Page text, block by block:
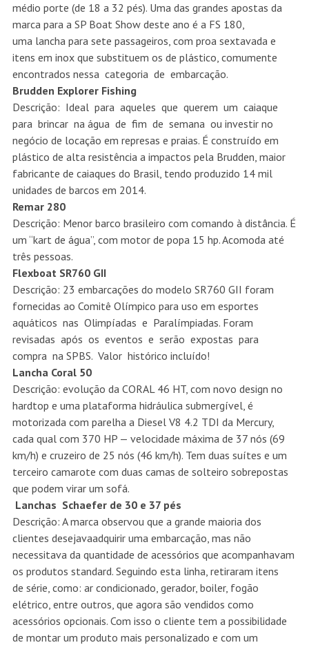
médio porte (de 18 a 32 pés). Uma das grandes apostas da
marca para a SP Boat Show deste ano é a FS 180,
uma lancha para sete passageiros, com proa sextavada e
itens em inox que substituem os de plástico, comumente
encontrados nessa categoria de embarcação.
Brudden Explorer Fishing
Descrição: Ideal para aqueles que querem um caiaque
para brincar na água de fim de semana ou investir no
negócio de locação em represas e praias. É construído em
plástico de alta resistência a impactos pela Brudden, maior
fabricante de caiaques do Brasil, tendo produzido 14 mil
unidades de barcos em 2014.
Remar 280
Descrição: Menor barco brasileiro com comando à distância. É
um “kart de água”, com motor de popa 15 hp. Acomoda até
três pessoas.
Flexboat SR760 GII
Descrição: 23 embarcações do modelo SR760 GII foram
fornecidas ao Comitê Olímpico para uso em esportes
aquáticos nas Olimpíadas e Paralímpiadas. Foram
revisadas após os eventos e serão expostas para
compra na SPBS. Valor histórico incluído!
Lancha Coral 50
Descrição: evolução da CORAL 46 HT, com novo design no
hardtop e uma plataforma hidráulica submergível, é
motorizada com parelha a Diesel V8 4.2 TDI da Mercury,
cada qual com 370 HP — velocidade máxima de 37 nós (69
km/h) e cruzeiro de 25 nós (46 km/h). Tem duas suítes e um
terceiro camarote com duas camas de solteiro sobrepostas
que podem virar um sofá.
Lanchas Schaefer de 30 e 37 pés
Descrição: A marca observou que a grande maioria dos
clientes desejavaadquirir uma embarcação, mas não
necessitava da quantidade de acessórios que acompanhavam
os produtos standard. Seguindo esta linha, retiraram itens
de série, como: ar condicionado, gerador, boiler, fogão
elétrico, entre outros, que agora são vendidos como
acessórios opcionais. Com isso o cliente tem a possibilidade
de montar um produto mais personalizado e com um